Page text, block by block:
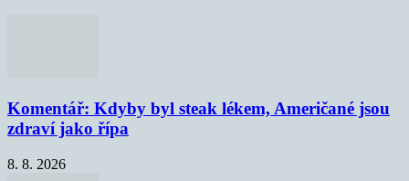
Komentář: Kdyby byl steak lékem, Američané jsou
zdraví jako řípa
8. 8. 2026